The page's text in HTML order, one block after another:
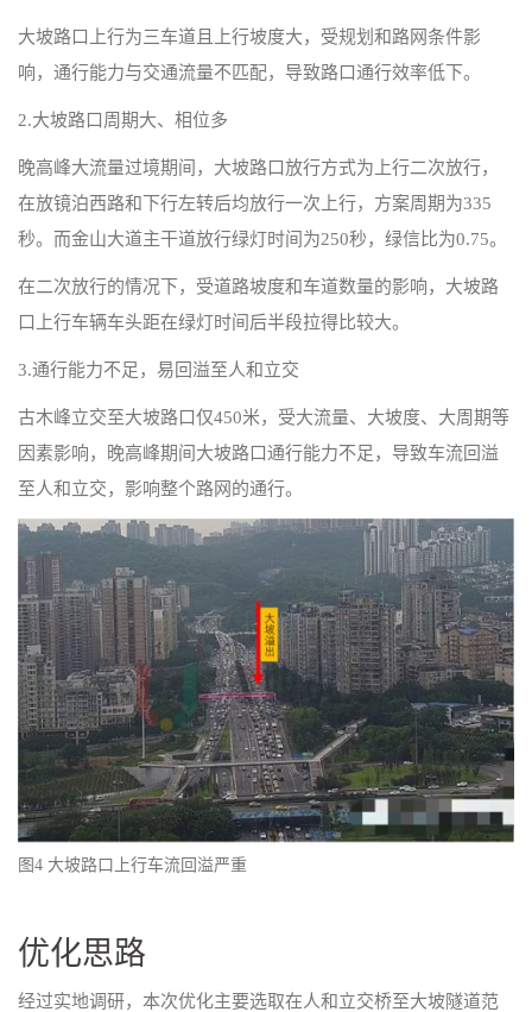
大坡路口上行为三车道且上行坡度大，受规划和路网条件影
响，通行能力与交通流量不匹配，导致路口通行效率低下。
2.大坡路口周期大、相位多
晚高峰大流量过境期间，大坡路口放行方式为上行二次放行，
在放镜泊西路和下行左转后均放行一次上行，方案周期为335
秒。而金山大道主干道放行绿灯时间为250秒，绿信比为0.75。
在二次放行的情况下，受道路坡度和车道数量的影响，大坡路
口上行车辆车头距在绿灯时间后半段拉得比较大。
3.通行能力不足，易回溢至人和立交
古木峰立交至大坡路口仅450米，受大流量、大坡度、大周期等
因素影响，晚高峰期间大坡路口通行能力不足，导致车流回溢
至人和立交，影响整个路网的通行。
图4 大坡路口上行车流回溢严重
优化思路
经过实地调研，本次优化主要选取在人和立交桥至大坡隧道范